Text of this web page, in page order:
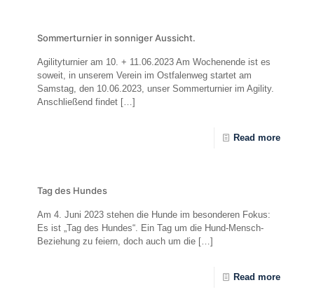
Sommerturnier in sonniger Aussicht.
Agilityturnier am 10. + 11.06.2023 Am Wochenende ist es
soweit, in unserem Verein im Ostfalenweg startet am
Samstag, den 10.06.2023, unser Sommerturnier im Agility.
Anschließend findet […]
Read more
Tag des Hundes
Am 4. Juni 2023 stehen die Hunde im besonderen Fokus:
Es ist „Tag des Hundes“. Ein Tag um die Hund-Mensch-
Beziehung zu feiern, doch auch um die […]
Read more